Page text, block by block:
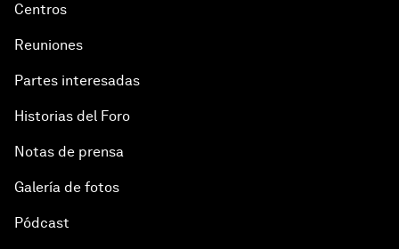
Centros
Reuniones
Partes interesadas
Historias del Foro
Notas de prensa
Galería de fotos
Pódcast